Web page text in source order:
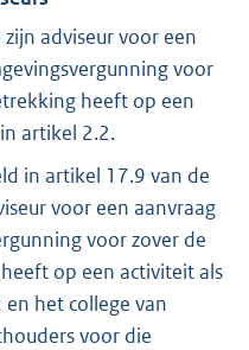
adviseur voor een
voor
heeft op een
artikel 2.2.
in artikel 17.9 van de
voor een aanvraag
voor zover de
op een activiteit als
het college van
voor die